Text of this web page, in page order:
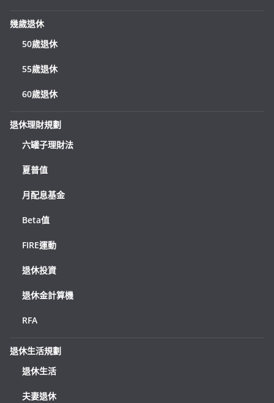
幾歲退休
50歲退休
55歲退休
60歲退休
退休理財規劃
六罐子理財法
夏普值
月配息基金
Beta值
FIRE運動
退休投資
退休金計算機
RFA
退休生活規劃
退休生活
夫妻退休